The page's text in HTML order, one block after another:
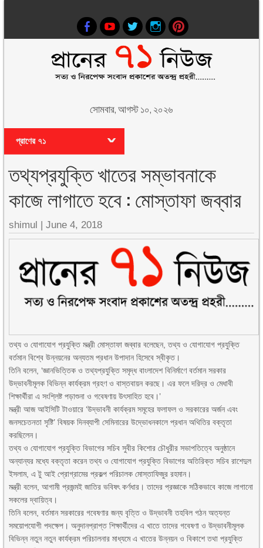
সোমবার, আগস্ট ১০, ২০২৬
প্রাণের ৭১
তথ্যপ্রযুক্তি খাতের সম্ভাবনাকে
কাজে লাগাতে হবে : মোস্তাফা জব্বার
shimul |June 4, 2018
তথ্য ও যোগাযোগ প্রযুক্তি মন্ত্রী মোস্তাফা জব্বার বলেছেন, তথ্য ও যোগাযোগ প্রযুক্তি
বর্তমান বিশ্বে উন্নয়নের অন্যতম প্রধান উপাদান হিসেবে স্বীকৃত।
তিনি বলেন, ‘জ্ঞানভিত্তিক ও তথ্যপ্রযুক্তি সমৃদ্ধ বাংলাদেশ বিনির্মাণে বর্তমান সরকার
উদ্ভাবনীমূলক বিভিন্ন কার্যক্রম গ্রহণ ও বাস্তবায়ন করছে। এর ফলে দরিদ্র ও মেধাবী
শিক্ষার্থীরা এ সংশ্লিষ্ট পড়াশুনা ও গবেষণায় উৎসাহিত হবে।’
মন্ত্রী আজ আইসিটি টাওয়ারে ‘উদ্ভাবনী কার্যক্রম সমূহের ফলাফল ও সরকারের অর্জন এবং
জনসচেতনতা সৃষ্টি’ বিষয়ক দিনব্যাপী সেমিনারের উদ্ভোধনকালে প্রধান অথিতির বক্তৃতা
করছিলেন।
তথ্য ও যোগাযোগ প্রযুক্তি বিভাগের সচিব সুবীর কিশোর চৌধুরীর সভাপতিত্বে অনুষ্ঠানে
অন্যান্যর মধ্যে বক্তৃতা করেন তথ্য ও যোগাযোগ প্রযুক্তি বিভাগের অতিরিক্ত সচিব রাশেদুল
ইসলাম, এ টু আই প্রোগ্রামের প্রকল্প পরিচালক মোস্তাফিজুর রহমান।
মন্ত্রী বলেন, আগামী প্রজন্মই জাতির ভবিষৎ কর্ণধার। তাদের প্রজ্ঞাকে সঠিকভাবে কাজে লাগানো
সকলের দ্বায়িত্ব।
তিনি বলেন, বর্তমান সরকারের গবেষণার জন্য বৃত্তি ও উদ্ভাবনী তহবিল গঠন অত্যন্ত
সময়োপযোগী পদক্ষেপ। অনুদানপ্রাপ্ত শিক্ষার্থীদের এ খাতে তাদের গবেষণা ও উদ্ভাবনীমূলক
বিভিন্ন নতুন নতুন কার্যক্রম পরিচালনার মাধ্যমে এ খাতের উন্নয়ন ও বিকাশে তথা প্রযুক্তি